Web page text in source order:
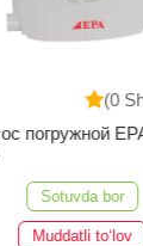
(0
погружной
Sotuvda bor
Muddatli to‘lov